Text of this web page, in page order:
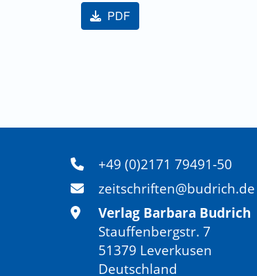
PDF
+49 (0)2171 79491-50
zeitschriften@budrich.de
Verlag Barbara Budrich
Stauffenbergstr. 7
51379 Leverkusen
Deutschland